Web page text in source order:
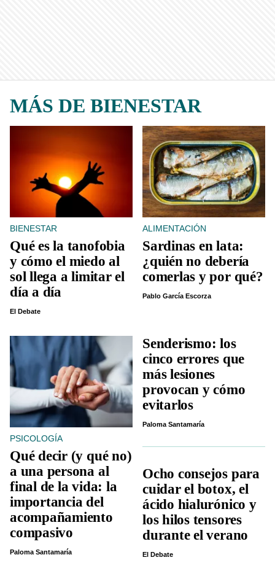
MÁS DE BIENESTAR
BIENESTAR
Qué es la tanofobia
y cómo el miedo al
sol llega a limitar el
día a día
El Debate
ALIMENTACIÓN
Sardinas en lata:
¿quién no debería
comerlas y por qué?
Pablo García Escorza
PSICOLOGÍA
Qué decir (y qué no)
a una persona al
final de la vida: la
importancia del
acompañamiento
compasivo
Paloma Santamaría
Senderismo: los
cinco errores que
más lesiones
provocan y cómo
evitarlos
Paloma Santamaría
Ocho consejos para
cuidar el botox, el
ácido hialurónico y
los hilos tensores
durante el verano
El Debate